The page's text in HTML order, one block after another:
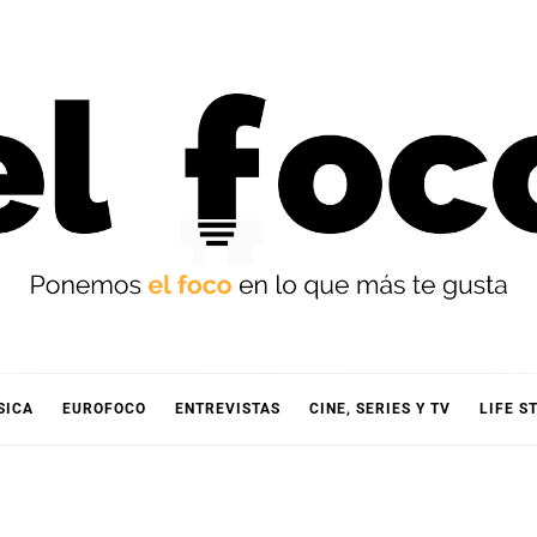
EUROFOCO ENTREVISTAS CINE, SERIES Y TV LIFE